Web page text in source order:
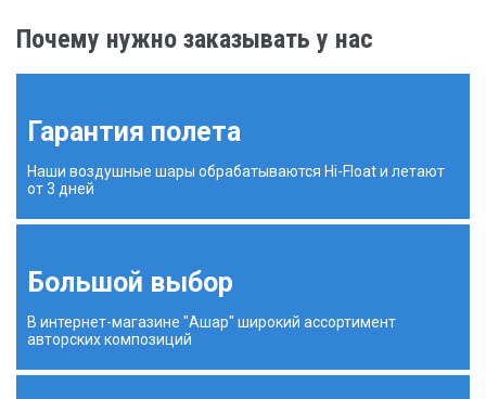
Почему нужно заказывать у нас
Гарантия полета
Наши воздушные шары обрабатываются Hi-Float и летают
от 3 дней
Большой выбор
В интернет-магазине "Ашар" широкий ассортимент
авторских композиций